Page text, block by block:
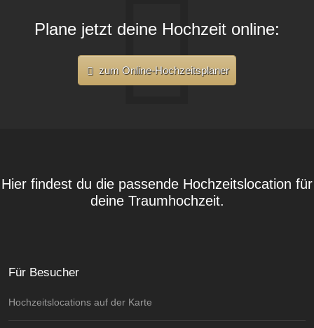
Plane jetzt deine Hochzeit online:
zum Online-Hochzeitsplaner
Hier findest du die passende Hochzeitslocation für
deine Traumhochzeit.
Für Besucher
Hochzeitslocations auf der Karte